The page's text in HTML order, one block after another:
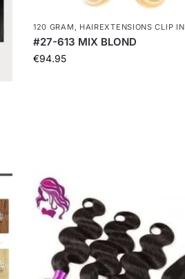
120 GRAM , HAIREXTENSIONS CLIP IN
#27-613 MIX BLOND
€94.95